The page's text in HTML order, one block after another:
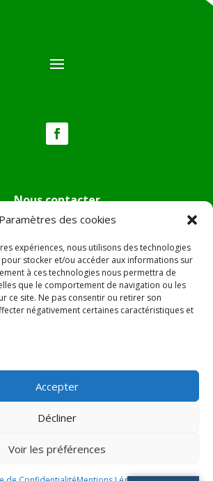
Paramètres des cookies
expériences, nous utilisons des technologies
stocker et/ou accéder aux informations sur
à ces technologies nous permettra de
que le comportement de navigation ou les
ce site. Ne pas consentir ou retirer son
négativement certaines caractéristiques et
Accepter
Décliner
Voir les préférences
Nous contacter
Tél :04.95.36.24.02
mairie.pietradiverde@wanadoo.fr
:Hôtel de ville de Pietra di Verde
Le village
20230 Pietra di Verde
Pietra Di Verde – Réalisation